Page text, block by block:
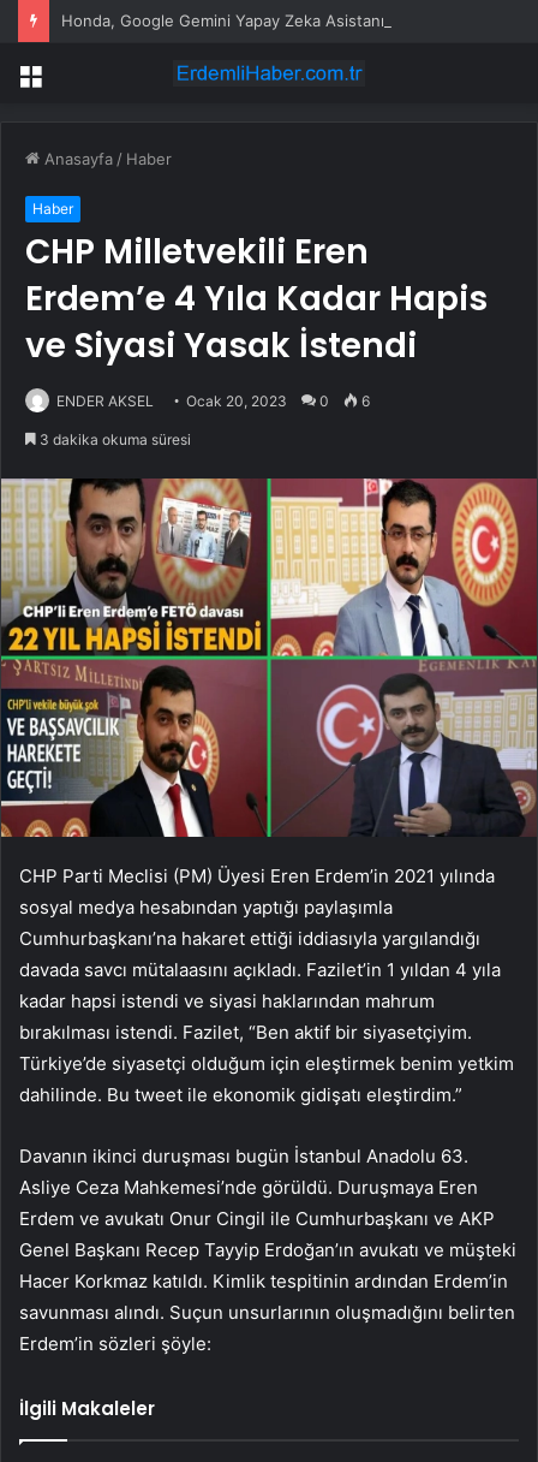
Menü
Anasayfa / Haber
Haber
CHP Milletvekili Eren
Erdem’e 4 Yıla Kadar Hapis
ve Siyasi Yasak İstendi
ENDER AKSEL Ocak 20, 2023 0 6
3 dakika okuma süresi
CHP Parti Meclisi (PM) Üyesi Eren Erdem’in 2021 yılında
sosyal medya hesabından yaptığı paylaşımla
Cumhurbaşkanı’na hakaret ettiği iddiasıyla yargılandığı
davada savcı mütalaasını açıkladı. Fazilet’in 1 yıldan 4 yıla
kadar hapsi istendi ve siyasi haklarından mahrum
bırakılması istendi. Fazilet, “Ben aktif bir siyasetçiyim.
Türkiye’de siyasetçi olduğum için eleştirmek benim yetkim
dahilinde. Bu tweet ile ekonomik gidişatı eleştirdim.”
Davanın ikinci duruşması bugün İstanbul Anadolu 63.
Asliye Ceza Mahkemesi’nde görüldü. Duruşmaya Eren
Erdem ve avukatı Onur Cingil ile Cumhurbaşkanı ve AKP
Genel Başkanı Recep Tayyip Erdoğan’ın avukatı ve müşteki
Hacer Korkmaz katıldı. Kimlik tespitinin ardından Erdem’in
savunması alındı. Suçun unsurlarının oluşmadığını belirten
Erdem’in sözleri şöyle:
İlgili Makaleler